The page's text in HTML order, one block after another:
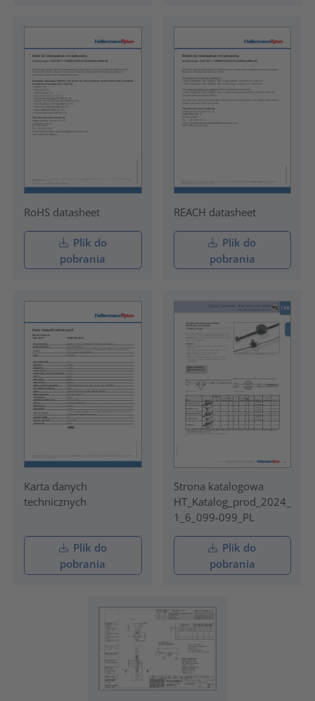
RoHS datasheet
Plik do
pobrania
REACH datasheet
Plik do
pobrania
Karta danych
technicznych
Plik do
pobrania
Strona katalogowa
HT_Katalog_prod_2024_
1_6_099-099_PL
Plik do
pobrania